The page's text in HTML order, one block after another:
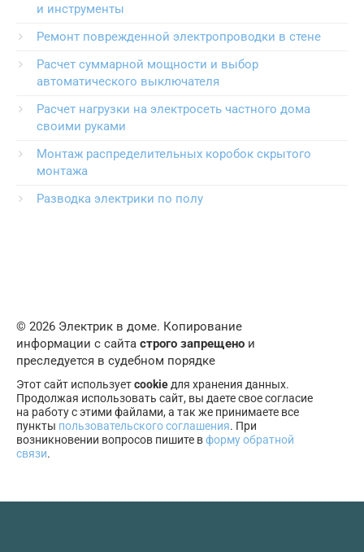
и инструменты
Ремонт поврежденной электропроводки в стене
Расчет суммарной мощности и выбор
автоматического выключателя
Расчет нагрузки на электросеть частного дома
своими руками
Монтаж распределительных коробок скрытого
монтажа
Разводка электрики по полу
© 2026 Электрик в доме. Копирование
информации с сайта строго запрещено и
преследуется в судебном порядке
Этот сайт используетcookie для хранения данных.
Продолжая использовать сайт, вы даете свое согласие
на работу с этими файлами, а так же принимаете все
пункты пользовательского соглашения. При
возникновении вопросов пишите вформу обратной
связи.